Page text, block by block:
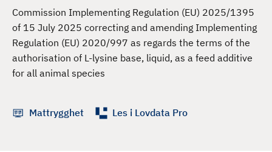
Commission Implementing Regulation (EU) 2025/1395
of 15 July 2025 correcting and amending Implementing
Regulation (EU) 2020/997 as regards the terms of the
authorisation of L-lysine base, liquid, as a feed additive
for all animal species
Mattrygghet Les i Lovdata Pro